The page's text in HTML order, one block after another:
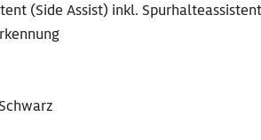
(Side Assist) inkl.